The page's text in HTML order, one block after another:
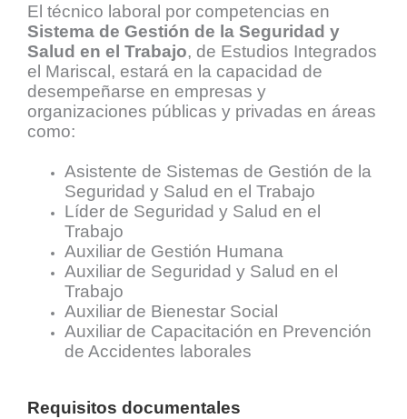
El técnico laboral por competencias en
Sistema de Gestión de la Seguridad y
Salud en el Trabajo, de Estudios Integrados
el Mariscal, estará en la capacidad de
desempeñarse en empresas y
organizaciones públicas y privadas en áreas
como:
Asistente de Sistemas de Gestión de la
Seguridad y Salud en el Trabajo
Líder de Seguridad y Salud en el
Trabajo
Auxiliar de Gestión Humana
Auxiliar de Seguridad y Salud en el
Trabajo
Auxiliar de Bienestar Social
Auxiliar de Capacitación en Prevención
de Accidentes laborales
Requisitos documentales